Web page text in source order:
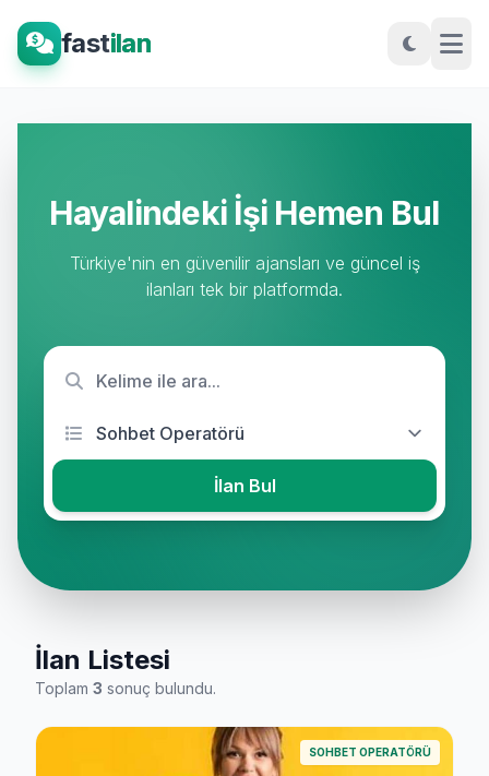
fastilan
Hayalindeki İşi Hemen Bul
Türkiye'nin en güvenilir ajansları ve güncel iş
ilanları tek bir platformda.
İlan Bul
İlan Listesi
Toplam 3 sonuç bulundu.
SOHBET OPERATÖRÜ